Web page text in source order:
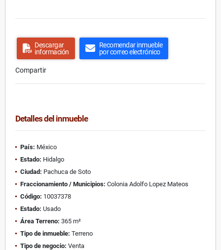
Descargar
información
Recomendar inmueble
por correo electrónico
Compartir
Detalles del inmueble
País: México
Estado: Hidalgo
Ciudad: Pachuca de Soto
Fraccionamiento / Municipios: Colonia Adolfo Lopez Mateos
Código: 10037378
Estado: Usado
Área Terreno: 365 m²
Tipo de inmueble: Terreno
Tipo de negocio: Venta